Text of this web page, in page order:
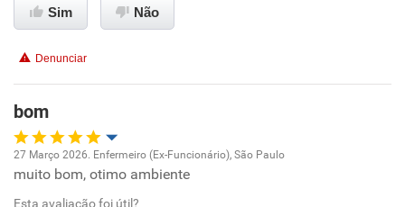
Conciliação com a vida familiar
Recomenda a diretoria
Sim Não
Denunciar
bom
Oportunidade de promoção
27 Março 2026. Enfermeiro (Ex-Funcionário), São Paulo
muito bom, otimo ambiente
Esta avaliação foi útil?